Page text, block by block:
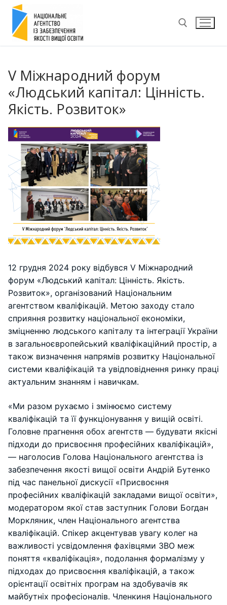
Перейти
вмісту
V Міжнародний форум
«Людський капітал: Цінність.
Якість. Розвиток»
12 грудня 2024 року відбувся V Міжнародний
форум «Людський капітал: Цінність. Якість.
Розвиток», організований Національним
агентством кваліфікацій. Метою заходу стало
сприяння розвитку національної економіки,
зміцненню людського капіталу та інтеграції України
в загальноєвропейський кваліфікаційний простір, а
також визначення напрямів розвитку Національної
системи кваліфікацій та увідповіднення ринку праці
актуальним знанням і навичкам.
«Ми разом рухаємо і змінюємо систему
кваліфікацій та її функціонування у вищій освіті.
Головне прагнення обох агентств — будувати якісні
підходи до присвоєння професійних кваліфікацій»,
— наголосив Голова Національного агентства із
забезпечення якості вищої освіти Андрій Бутенко
під час панельної дискусії «Присвоєння
професійних кваліфікацій закладами вищої освіти»,
модератором якої став заступник Голови Богдан
Моркляник, член Національного агентства
кваліфікацій. Спікер акцентував увагу колег на
важливості усвідомлення фахівцями ЗВО меж
поняття «кваліфікація», подолання формалізму у
підходах до присвоєння кваліфікацій, а також
орієнтації освітніх програм на здобувачів як
майбутніх професіоналів. Членкиня Національного